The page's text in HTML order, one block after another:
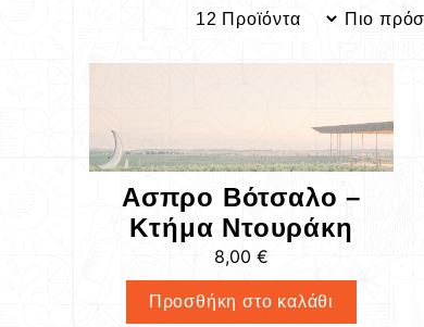
Ασπρο Βότσαλο –
Κτήμα Ντουράκη
8,00 €
Προσθήκη στο καλάθι